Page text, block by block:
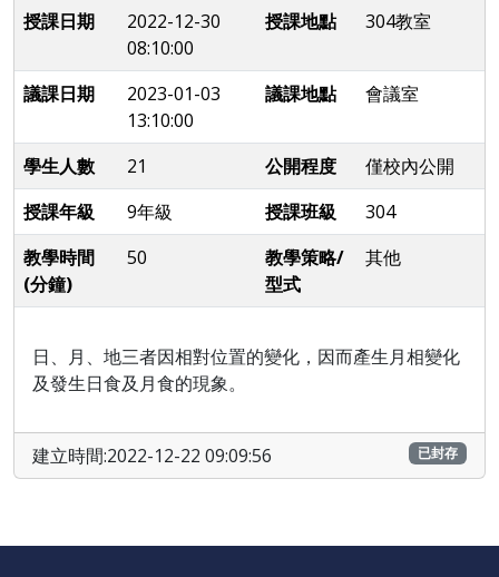
授課日期
2022-12-30
08:10:00
授課地點 304教室
議課日期
2023-01-03
13:10:00
議課地點 會議室
學生人數 21 公開程度
僅校內公開
授課年級
9年級 授課班級
304
教學時間
(分鐘)
50
教學策略/
型式
其他
日、月、地三者因相對位置的變化，因而產生月相變化
及發生日食及月食的現象。
建立時間:2022-12-22 09:09:56 已封存